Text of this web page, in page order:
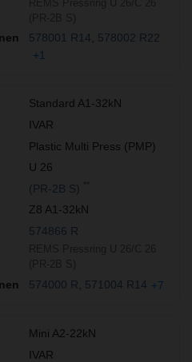
578001 R14
578002 R22
+1
Standard A1-32kN
IVAR
Plastic Multi Press (PMP)
U 26
(PR-2B S)
Z8 A1-32kN
574866 R
574000 R 571004 R14 +7
Mini A2-22kN
IVAR